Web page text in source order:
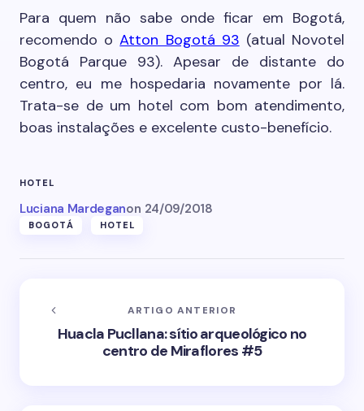
Para quem não sabe onde ficar em Bogotá,
recomendo oAtton Bogotá 93 (atual Novotel
Bogotá Parque 93). Apesar de distante do
centro, eu me hospedaria novamente por lá.
Trata-se de um hotel com bom atendimento,
boas instalações e excelente custo-benefício.
HOTEL
Luciana Mardeganon 24/09/2018
BOGOTÁ HOTEL
ARTIGO ANTERIOR
Huacla Pucllana: sítio arqueológico no
centro de Miraflores #5